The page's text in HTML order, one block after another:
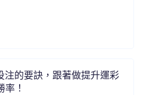
注的要訣，跟著做提升運彩
率！